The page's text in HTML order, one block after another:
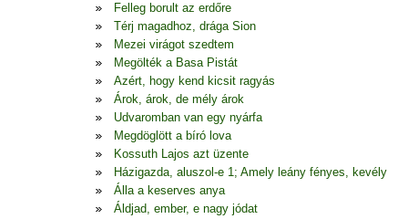
Felleg borult az erdőre
Térj magadhoz, drága Sion
Mezei virágot szedtem
Megölték a Basa Pistát
Azért, hogy kend kicsit ragyás
Árok, árok, de mély árok
Udvaromban van egy nyárfa
Megdöglött a bíró lova
Kossuth Lajos azt üzente
Házigazda, aluszol-e 1; Amely leány fényes, kevély
Álla a keserves anya
Áldjad, ember, e nagy jódat